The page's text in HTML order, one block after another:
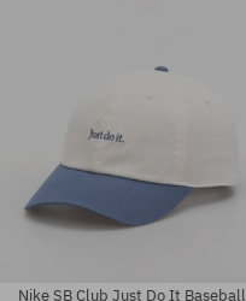
Nike SB Club Just Do It Baseball